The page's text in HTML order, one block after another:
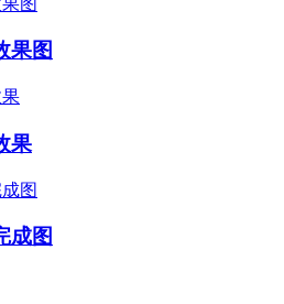
果图
果
成图